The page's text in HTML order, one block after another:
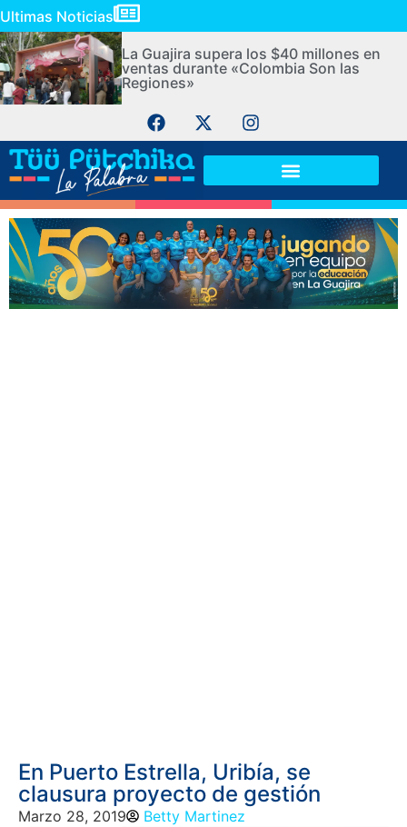
Ultimas Noticias
La Guajira supera los $40 millones en
ventas durante «Colombia Son las
Regiones»
En Puerto Estrella, Uribía, se
clausura proyecto de gestión
Marzo 28, 2019
Betty Martinez